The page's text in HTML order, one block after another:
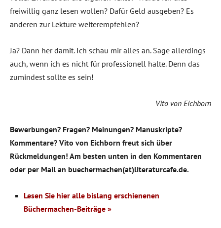
freiwillig ganz lesen wollen? Dafür Geld ausgeben? Es
anderen zur Lektüre weiterempfehlen?
Ja? Dann her damit. Ich schau mir alles an. Sage allerdings
auch, wenn ich es nicht für professionell halte. Denn das
zumindest sollte es sein!
Vito von Eichborn
Bewerbungen? Fragen? Meinungen? Manuskripte?
Kommentare? Vito von Eichborn freut sich über
Rückmeldungen! Am besten unten in den Kommentaren
oder per Mail an buechermachen(at)literaturcafe.de.
Lesen Sie hier alle bislang erschienenen
Büchermachen-Beiträge »